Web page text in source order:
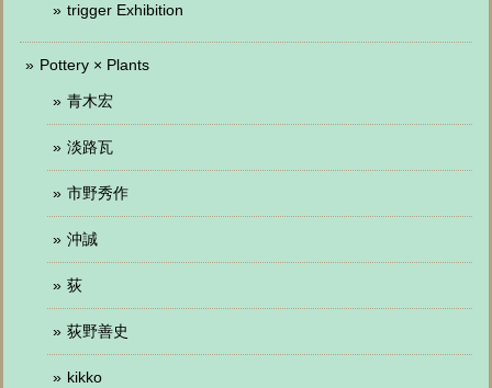
trigger Exhibition
Pottery × Plants
青木宏
淡路瓦
市野秀作
沖誠
荻
荻野善史
kikko